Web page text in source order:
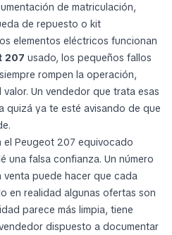
de matriculación,
de repuesto o kit
elementos eléctricos funcionan
207 usado, los pequeños fallos
rompen la operación,
Un vendedor que trata esas
quizá ya te esté avisando de que
Peugeot 207 equivocado
una falsa confianza. Un número
venta puede hacer que cada
en realidad algunas ofertas son
parece más limpia, tiene
dispuesto a documentar